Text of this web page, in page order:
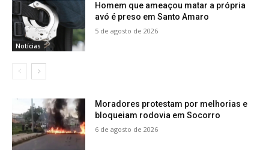
Notícias
Homem que ameaçou matar a própria
avó é preso em Santo Amaro
5 de agosto de 2026
Moradores protestam por melhorias e
bloqueiam rodovia em Socorro
6 de agosto de 2026